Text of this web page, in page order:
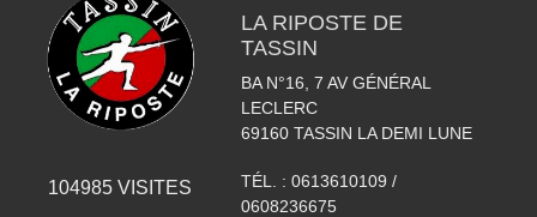
104985 VISITES
LA RIPOSTE DE
TASSIN
BA N°16, 7 AV GÉNÉRAL
LECLERC
69160 TASSIN LA DEMI LUNE
TÉL. : 0613610109 /
0608236675